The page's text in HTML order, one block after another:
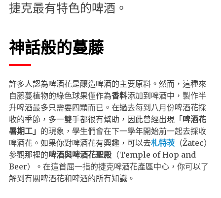
捷克最有特色的啤酒。
神話般的蔓藤
許多人認為啤酒花是釀造啤酒的主要原料。然而，這種來
自藤蔓植物的綠色球果僅作為香料添加到啤酒中，製作半
升啤酒最多只需要四顆而已。在過去每到八月份啤酒花採
收的季節，多一雙手都很有幫助，因此曾經出現「 啤酒花
暑期工」 的現象，學生們會在下一學年開始前一起去採收
啤酒花。如果你對啤酒花有興趣，可以去札特茨 （Žatec）
參觀那裡的啤酒與啤酒花聖殿 （Temple of Hop and
Beer）。在這首屈一指的捷克啤酒花產區中心，你可以了
解到有關啤酒花和啤酒的所有知識。